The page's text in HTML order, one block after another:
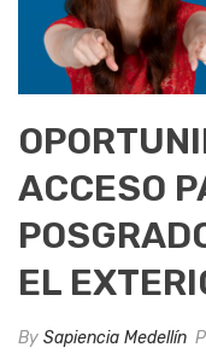
ACCESO
EL
By Sapiencia Medellín